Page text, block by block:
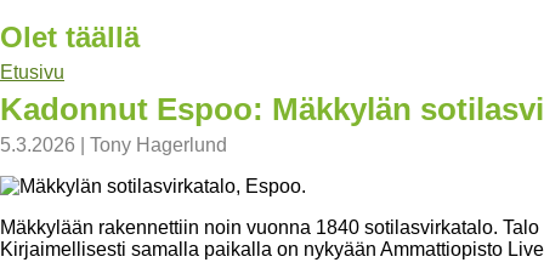
Olet täällä
Etusivu
Kadonnut Espoo: Mäkkylän
5.3.2026 Tony Hagerlund
Mäkkylään rakennettiin noin vuonna 1840 sotilasvirkatalo.
Kirjaimellisesti samalla paikalla on nykyään Ammattiopisto